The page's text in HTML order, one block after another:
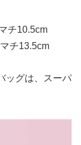
チ10.5cm
チ13.5cm
ッグは、スーパ